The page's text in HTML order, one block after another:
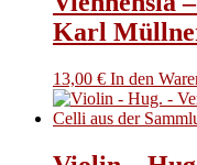
Karl
13,00 € In den